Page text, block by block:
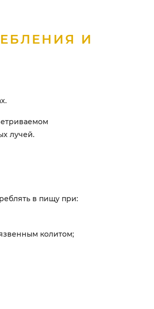
И
лучей.
в пищу при:
колитом;